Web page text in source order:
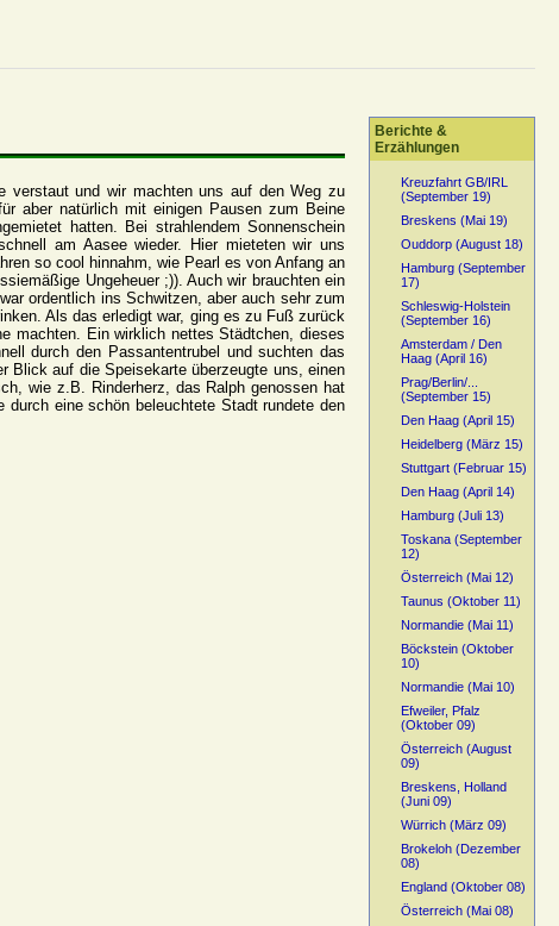
verstaut und wir machten uns auf den Weg zu
aber natürlich mit einigen Pausen zum Beine
hatten. Bei strahlendem Sonnenschein
am Aasee wieder. Hier mieteten wir uns
so cool hinnahm, wie Pearl es von Anfang an
Ungeheuer ;)). Auch wir brauchten ein
ordentlich ins Schwitzen, aber auch sehr zum
Als das erledigt war, ging es zu Fuß zurück
machten. Ein wirklich nettes Städtchen, dieses
durch den Passantentrubel und suchten das
Blick auf die Speisekarte überzeugte uns, einen
wie z.B. Rinderherz, das Ralph genossen hat
eine schön beleuchtete Stadt rundete den
Berichte &
Erzählungen
Kreuzfahrt GB/IRL
(September 19)
Breskens (Mai 19)
Ouddorp (August 18)
Hamburg (September
17)
Schleswig-Holstein
(September 16)
Amsterdam / Den
Haag (April 16)
Prag/Berlin/...
(September 15)
Den Haag (April 15)
Heidelberg (März 15)
Stuttgart (Februar 15)
Den Haag (April 14)
Hamburg (Juli 13)
Toskana (September
12)
Österreich (Mai 12)
Taunus (Oktober 11)
Normandie (Mai 11)
Böckstein (Oktober
10)
Normandie (Mai 10)
Efweiler, Pfalz
(Oktober 09)
Österreich (August
09)
Breskens, Holland
(Juni 09)
Würrich (März 09)
Brokeloh (Dezember
08)
England (Oktober 08)
Österreich (Mai 08)